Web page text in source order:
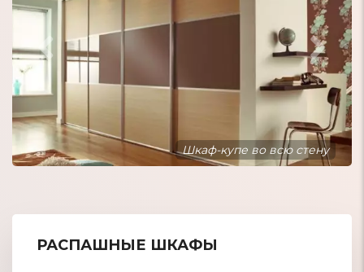
Шкаф-купе встроенный в нишу
РАСПАШНЫЕ ШКАФЫ